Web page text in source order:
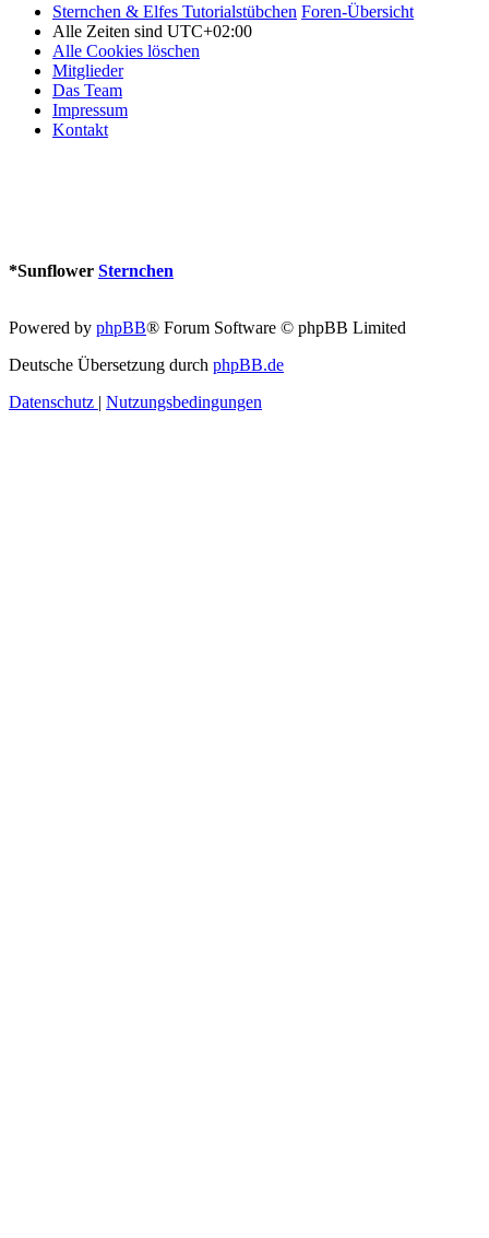
Sternchen & Elfes Tutorialstübchen Foren-Übersicht
Alle Zeiten sind UTC+02:00
Alle Cookies löschen
Mitglieder
Das Team
Impressum
Kontakt
*Sunflower Sternchen
Powered by phpBB® Forum Software © phpBB Limited
Deutsche Übersetzung durch phpBB.de
Datenschutz | Nutzungsbedingungen